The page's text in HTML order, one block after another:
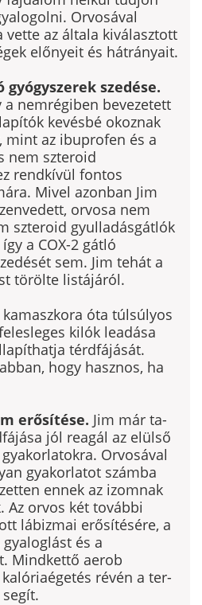
Orvosával
vette az általa kiválasztott
elő­nyeit és hátrányait.
szedése.
a nemrégiben bevezetett
kevésbé okoznak
mint az ibuprofen és a
nem szteroid
rendkívül fontos
Mivel azonban Jim
orvosa nem
szteroid gyulladásgátlók
a COX-2 gátló
sem. Jim tehát a
törölte listájáról.
kamaszkora óta túlsúlyos
kilók leadása
térdfájását.
hogy hasznos, ha
erősítése. Jim már ta­
jól reagál az elülső
Orvosával
gyakorlatot számba
ennek az izomnak
Az orvos két további
lábizmai erősí­tésére, a
és a
Mindkettő aerob
révén a ter­